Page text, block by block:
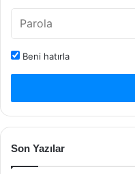
Beni hatırla
Son Yazılar